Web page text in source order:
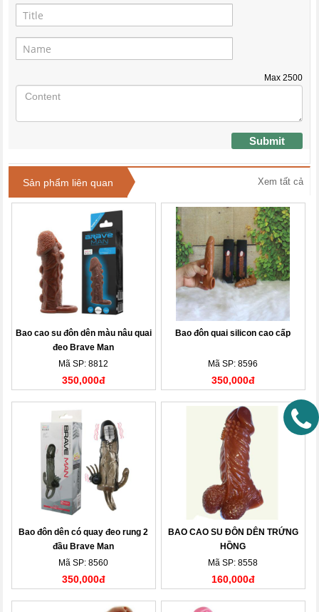
Max 2500
Submit
Sản phẩm liên quan Xem tất cả
Bao cao su đôn dên màu nâu quai
đeo Brave Man
Mã SP: 8812
350,000đ
Bao đôn quai silicon cao cấp
Mã SP: 8596
350,000đ
Bao đôn dên có quay đeo rung 2
đầu Brave Man
Mã SP: 8560
350,000đ
BAO CAO SU ĐÔN DÊN TRỨNG
HỒNG
Mã SP: 8558
160,000đ